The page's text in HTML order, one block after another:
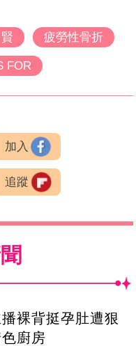
疲勞性骨折
FOR
加入
追蹤
裸背挺孕肚遭狠
廚房